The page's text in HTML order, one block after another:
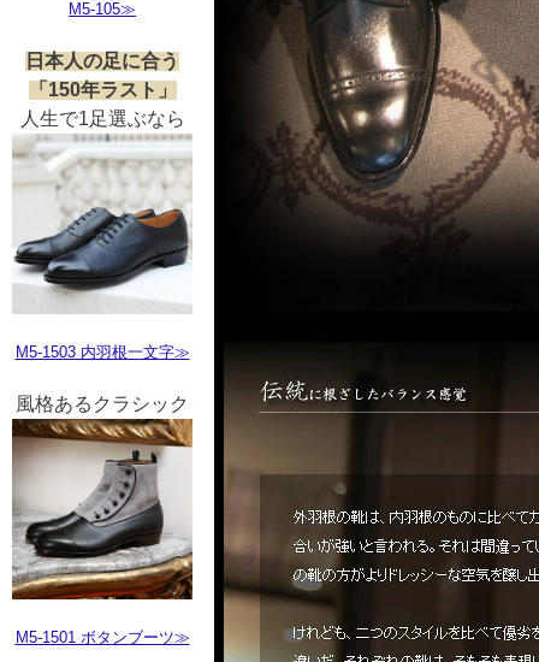
M5-105≫
日本人の足に合う
「150年ラスト」
人生で1足選ぶなら
M5-1503 内羽根一文字≫
風格あるクラシック
M5-1501 ボタンブーツ≫